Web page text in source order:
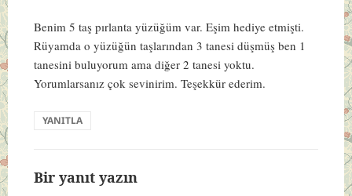
Benim 5 taş pırlanta yüzüğüm var. Eşim hediye etmişti.
Rüyamda o yüzüğün taşlarından 3 tanesi düşmüş ben 1
tanesini buluyorum ama diğer 2 tanesi yoktu.
Yorumlarsanız çok sevinirim. Teşekkür ederim.
YANITLA
Bir yanıt yazın